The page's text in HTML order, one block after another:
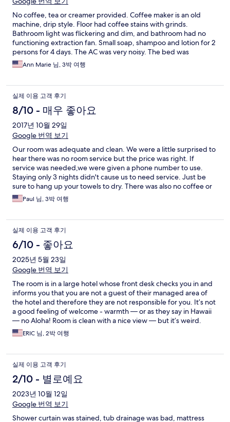
No coffee, tea or creamer provided. Coffee maker is an old
machine, drip style. Floor had coffee stains with grinds.
Bathroom light was flickering and dim, and bathroom had no
functioning extraction fan. Small soap, shampoo and lotion for 2
persons for 4 days. The AC was very noisy. The bed was
comfortable and the balcony view was pleasant.
Ann Marie 님, 3박 여행
실제 이용 고객 후기
8/10 - 매우 좋아요
2017년 10월 29일
Google 번역 보기
Our room was adequate and clean. We were a little surprised to
hear there was no room service but the price was right. If
service was needed,we were given a phone number to use.
Staying only 3 nights didn't cause us to need service. Just be
sure to hang up your towels to dry. There was also no coffee or
supplies for coffee maker, but hotel had a Starbucks in Lobby.
All in all we felt it was worth the price.
Paul 님, 3박 여행
실제 이용 고객 후기
6/10 - 좋아요
2025년 5월 23일
Google 번역 보기
The room is in a large hotel whose front desk checks you in and
informs you that you are not a guest of their managed area of
the hotel and therefore they are not responsible for you. It’s not
a good feeling of welcome - warmth — or as they say in Hawaii
— no Aloha! Room is clean with a nice view — but it’s weird.
There is no shower body soap. The Toilet paper roll with a 75%
used size. A Kleenex box with only a single tissue with no
hotel managed side.
ERIC 님, 2박 여행
실제 이용 고객 후기
2/10 - 별로예요
2023년 10월 12일
Google 번역 보기
Shower curtain was stained, tub drainage was bad, mattress